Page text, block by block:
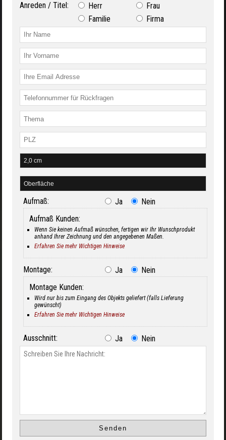
Anreden / Titel: Herr
Frau
Familie
Firma
Aufmaß: Ja
Nein
Aufmaß Kunden:
Wenn Sie keinen Aufmaß wünschen, fertigen wir Ihr Wunschprodukt
anhand Ihrer Zeichnung und den angegebenen Maßen.
Erfahren Sie mehr Wichtigen Hinweise
Montage: Ja
Nein
Montage Kunden:
Wird nur bis zum Eingang des Objekts geliefert (falls Lieferung
gewünscht)
Erfahren Sie mehr Wichtigen Hinweise
Ausschnitt: Ja Nein